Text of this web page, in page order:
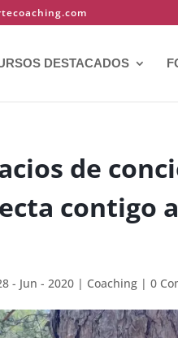
DESTACADOS
de
contigo
- Jun - 2020 | Coaching |0